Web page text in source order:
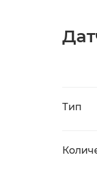
Тип